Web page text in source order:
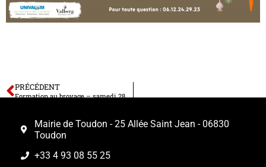
PRÉCÉDENT
Formation au broyage – samedi 28 septembre à Puget-Théniers
Mairie de Toudon - 25 Allée Saint Jean - 06830
Toudon
+33 4 93 08 55 25